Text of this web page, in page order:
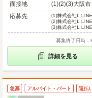
面接地
(1)(2)(3)大阪市
応募先
(1)株式会社L
(2)株式会社L
(3)株式会社L
募集終了日時：
詳細を見る
急募 アルバイト・パート 週払